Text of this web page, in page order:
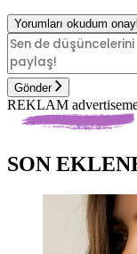
Yorumları okudum
Gönder
REKLAM
SON